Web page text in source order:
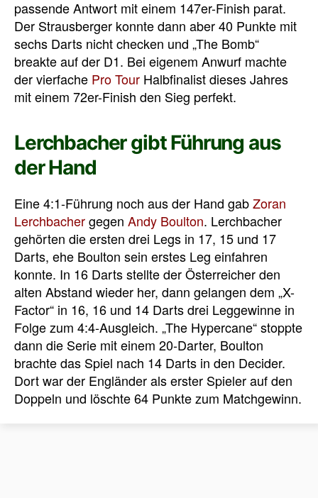
passende Antwort mit einem 147er-Finish parat.
Der Strausberger konnte dann aber 40 Punkte mit
sechs Darts nicht checken und „The Bomb“
breakte auf der D1. Bei eigenem Anwurf machte
der vierfache Pro Tour Halbfinalist dieses Jahres
mit einem 72er-Finish den Sieg perfekt.
Lerchbacher gibt Führung aus
der Hand
Eine 4:1-Führung noch aus der Hand gabZoran
Lerchbachergegen Andy Boulton. Lerchbacher
gehörten die ersten drei Legs in 17, 15 und 17
Darts, ehe Boulton sein erstes Leg einfahren
konnte. In 16 Darts stellte der Österreicher den
alten Abstand wieder her, dann gelangen dem „X-
Factor“ in 16, 16 und 14 Darts drei Leggewinne in
Folge zum 4:4-Ausgleich. „The Hypercane“ stoppte
dann die Serie mit einem 20-Darter, Boulton
brachte das Spiel nach 14 Darts in den Decider.
Dort war der Engländer als erster Spieler auf den
Doppeln und löschte 64 Punkte zum Matchgewinn.